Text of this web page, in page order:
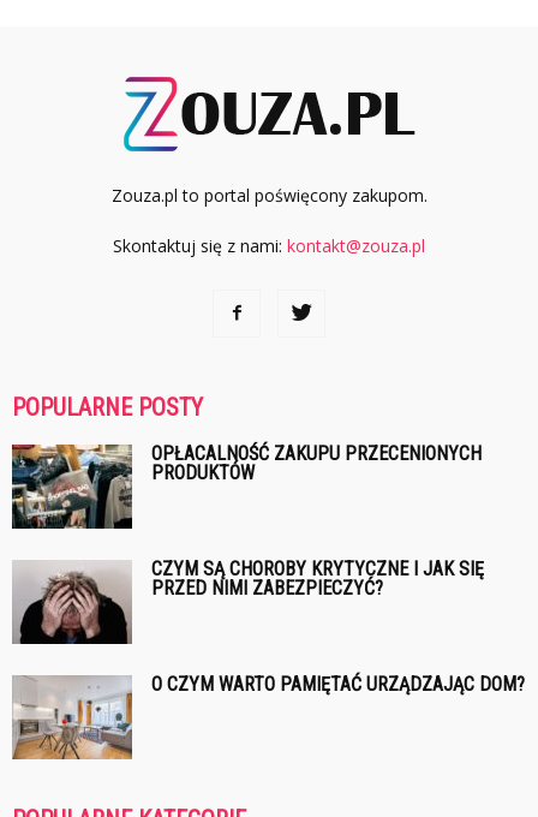
Zouza.pl to portal poświęcony zakupom.
Skontaktuj się z nami: kontakt@zouza.pl
POPULARNE POSTY
OPŁACALNOŚĆ ZAKUPU PRZECENIONYCH
PRODUKTÓW
CZYM SĄ CHOROBY KRYTYCZNE I JAK SIĘ
PRZED NIMI ZABEZPIECZYĆ?
O CZYM WARTO PAMIĘTAĆ URZĄDZAJĄC DOM?